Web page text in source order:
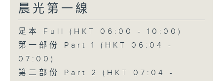
晨光第一線
足本 Full (HKT 06:00 - 10:00)
第一部份 Part 1 (HKT 06:04 -
07:00)
第二部份 Part 2 (HKT 07:04 -